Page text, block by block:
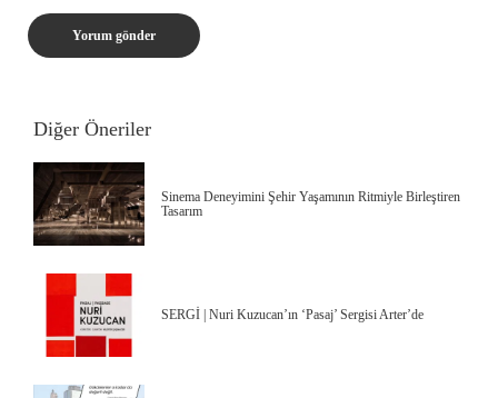
Diğer Öneriler
Sinema Deneyimini Şehir Yaşamının Ritmiyle Birleştiren
Tasarım
SERGİ | Nuri Kuzucan’ın ‘Pasaj’ Sergisi Arter’de